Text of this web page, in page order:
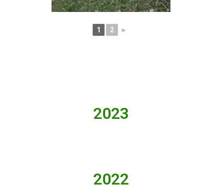
1 2 ►
2023
2022